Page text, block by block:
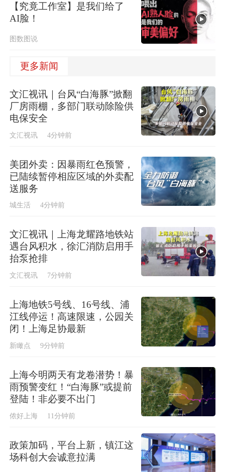
【究竟工作室】是我们给了
AI脸！
图数图说
更多新闻
文汇视讯｜台风“白海豚”掀翻
厂房雨棚，多部门联动除险供
电保安全
文汇视讯 4分钟前
美团外卖：因暴雨红色预警，
已陆续暂停相应区域的外卖配
送服务
城生活 4分钟前
文汇视讯｜上海龙耀路地铁站
遇台风积水，徐汇消防启用手
抬泵抢排
文汇视讯 7分钟前
上海地铁5号线、16号线、浦
江线停运！高速限速，公园关
闭！上海足协最新
新瞰点 9分钟前
上海今明两天有龙卷潜势！暴
雨预警变红！“白海豚”或提前
登陆！非必要不出门
侬好上海 11分钟前
政策加码，平台上新，镇江这
场科创大会诚意拉满